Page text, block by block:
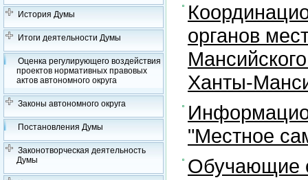
История Думы
Итоги деятельности Думы
Оценка регулирующего воздействия
проектов нормативных правовых
актов автономного округа
Законы автономного округа
Постановления Думы
Законотворческая деятельность
Думы
органов
Ханты-
"Местное
Обучающие